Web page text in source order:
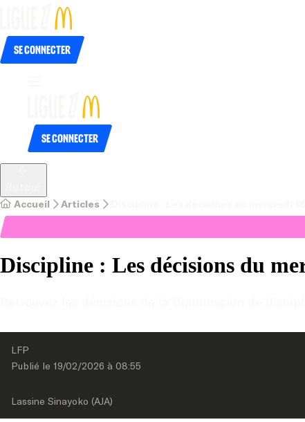
Se connecter
Se connecter
Accueil Articles
Discipline : Les décisions du
LFP
Publié le 19/02/2026 à 08:55
Lassine Sinayoko (AJA)